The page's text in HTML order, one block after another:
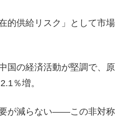
的供給リスク」として市場
国の経済活動が堅調で、原
％増。
が減らない——この非対称